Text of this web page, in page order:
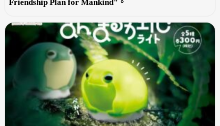
Friendship Plan for Mankind"。